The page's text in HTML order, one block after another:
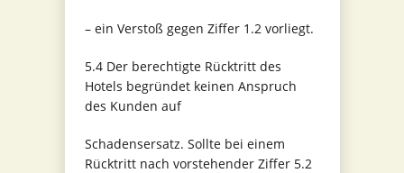
– ein Verstoß gegen Ziffer 1.2 vorliegt.
5.4 Der berechtigte Rücktritt des
Hotels begründet keinen Anspruch
des Kunden auf
Schadensersatz. Sollte bei einem
Rücktritt nach vorstehender Ziffer 5.2